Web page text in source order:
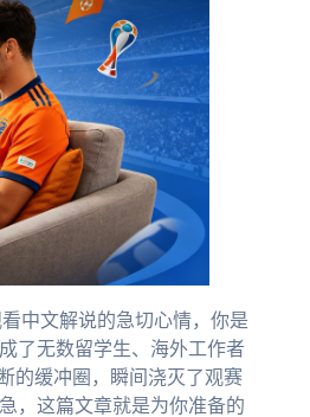
中文解说的急切心情，你是
了无数留学生、海外工作者
的缓冲圈，瞬间浇灭了观赛
，这篇文章就是为你准备的